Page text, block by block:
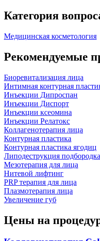
Категория
Медицинская косметология
Рекомендуемые
Биоревитализация лица
Интимная контурная
Инъекции Дипроспан
Инъекции Диспорт
Инъекции ксеомина
Инъекции Релатокс
Коллагенотерапия лица
Контурная пластика
Контурная пластика ягодиц
Липодеструкция подбородка
Мезотерапия для лица
Нитевой лифтинг
PRP терапия для лица
Плазмотерапия лица
Увеличение губ
Цены на